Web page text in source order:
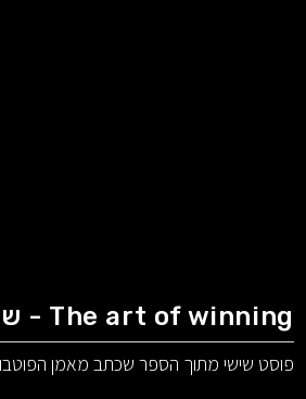
The art of winning - שיפור
פוסט שישי מתוך הספר שכתב מאמן